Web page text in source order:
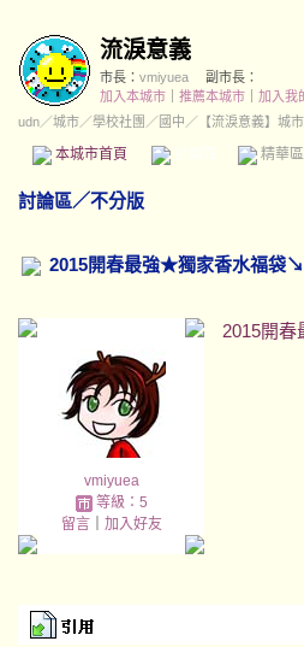
流淚意義
市長： vmiyuea
副市長：
加入本城市
推薦本城市 加入我
udn／城市／學校社團 ／國中 ／ 【流淚意義】城市
本城市首頁 精華區
討論區／不分版
2015開春最強★獨家香水福袋
vmiyuea
等級：5
留言｜ 加入好友
2015開